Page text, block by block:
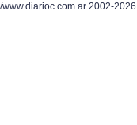
/www.diarioc.com.ar 2002-2026